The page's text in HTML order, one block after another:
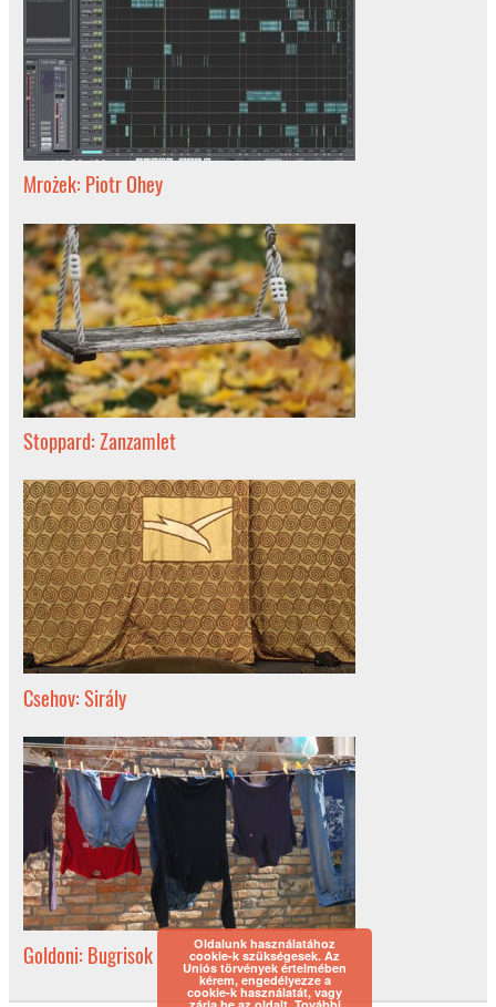
Mrożek: Piotr Ohey
Stoppard: Zanzamlet
Csehov: Sirály
Goldoni: Bugrisok Oldalunk használatához
cookie-k szükségesek. Az
Uniós törvények értelmében
kérem, engedélyezze a
cookie-k használatát, vagy